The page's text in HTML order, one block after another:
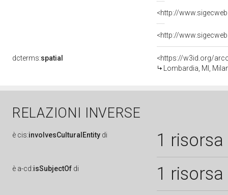
dcterms:spatial
<https://w3id.org/
Lombardia, MI,
RELAZIONI INVERSE
è cis:involvesCulturalEntity di 1 risorsa
è a-cd:isSubjectOf di 1 risorsa